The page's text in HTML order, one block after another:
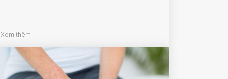
Xem thêm